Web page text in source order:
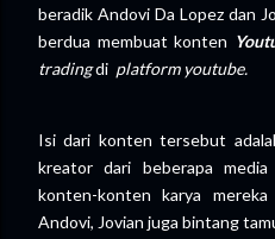
beradik Andovi Da Lopez dan
berdua membuat konten
tradingdi platform youtube.
Isi dari konten tersebut
kreator dari beberapa media
konten-konten karya
Andovi, Jovian juga bintang